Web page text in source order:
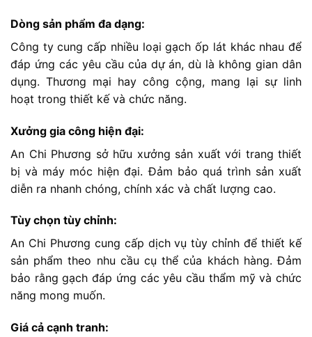
Dòng sản phẩm đa dạng:
Công ty cung cấp nhiều loại gạch ốp lát khác nhau để
đáp ứng các yêu cầu của dự án, dù là không gian dân
dụng. Thương mại hay công cộng, mang lại sự linh
hoạt trong thiết kế và chức năng.
Xưởng gia công hiện đại:
An Chi Phương sở hữu xưởng sản xuất với trang thiết
bị và máy móc hiện đại. Đảm bảo quá trình sản xuất
diễn ra nhanh chóng, chính xác và chất lượng cao.
Tùy chọn tùy chỉnh:
An Chi Phương cung cấp dịch vụ tùy chỉnh để thiết kế
sản phẩm theo nhu cầu cụ thể của khách hàng. Đảm
bảo rằng gạch đáp ứng các yêu cầu thẩm mỹ và chức
năng mong muốn.
Giá cả cạnh tranh: